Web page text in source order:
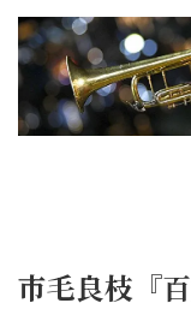
市毛良枝『